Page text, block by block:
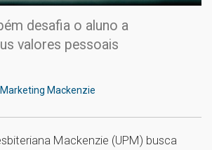
desafia o aluno a
valores pessoais
Mackenzie
Mackenzie (UPM) busca